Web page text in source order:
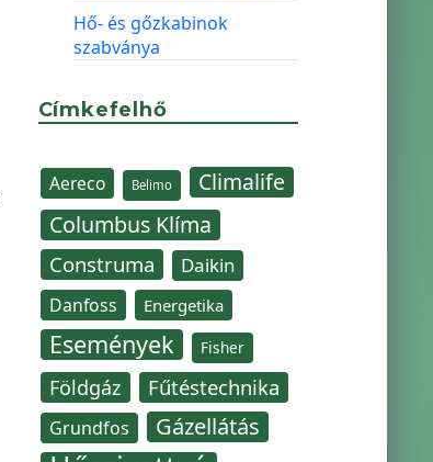
Hő- és gőzkabinok
szabványa
Címkefelhő
Aereco Belimo
Climalife
Columbus Klíma
Construma Daikin
Danfoss Energetika
Események Fisher
Földgáz Fűtéstechnika
Grundfos Gázellátás